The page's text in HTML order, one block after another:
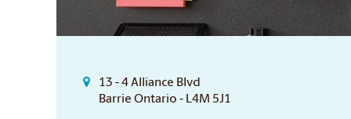
13 - 4 Alliance Blvd
Barrie Ontario - L4M 5J1